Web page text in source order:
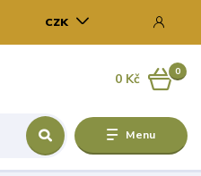
Menu
CZK
0
0 Kč